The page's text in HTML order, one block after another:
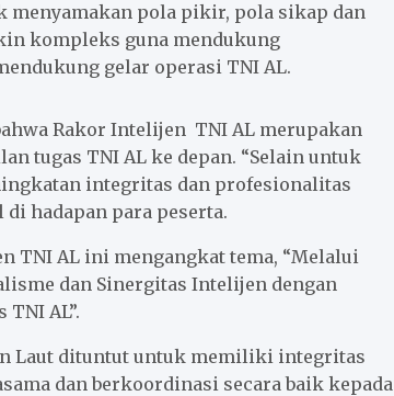
menyamakan pola pikir, pola sikap dan
kompleks guna mendukung
gelar operasi TNI AL.
Rakor Intelijen TNI AL merupakan
tugas TNI AL ke depan. “Selain untuk
integritas dan profesionalitas
hadapan para peserta.
TNI AL ini mengangkat tema, “Melalui
dan Sinergitas Intelijen dengan
AL”.
Laut dituntut untuk memiliki integritas
dan berkoordinasi secara baik kepada